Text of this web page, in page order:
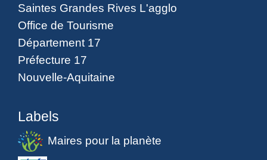
Saintes Grandes Rives L'agglo
Office de Tourisme
Département 17
Préfecture 17
Nouvelle-Aquitaine
Labels
Maires pour la planète